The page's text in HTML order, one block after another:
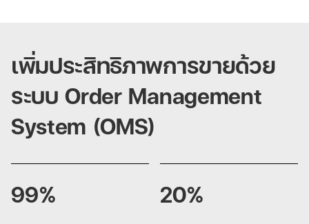
เพิ่มประสิทธิภาพการขายด้วย
ระบบ Order Management
System (OMS)
99% 20%